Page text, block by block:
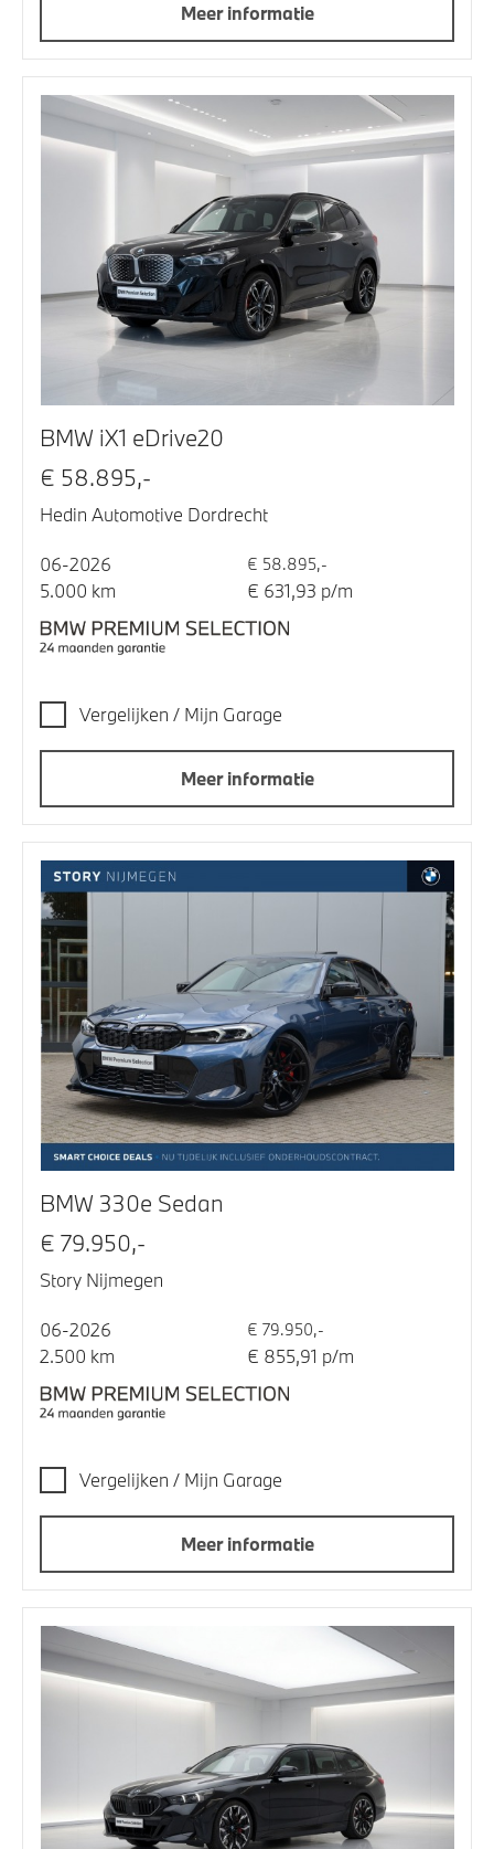
Meer informatie
BMW iX1 eDrive20
€ 58.895,-
Hedin Automotive Dordrecht
06-2026 € 58.895,-
5.000 km € 631,93 p/m
Vergelijken / Mijn Garage
Meer informatie
BMW 330e Sedan
€ 79.950,-
Story Nijmegen
06-2026 € 79.950,-
2.500 km € 855,91 p/m
Vergelijken / Mijn Garage
Meer informatie